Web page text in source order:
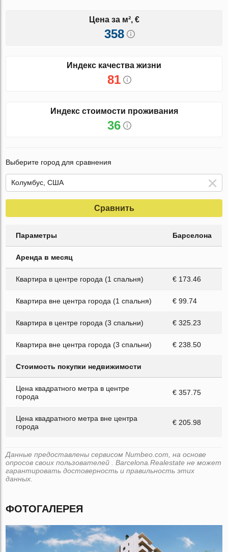
Цена за м², €
358
Индекс качества жизни
81
Индекс стоимости проживания
36
Выберите город для сравнения
Сравнить
Параметры Барселона
Аренда в месяц
Квартира в центре города (1 спальня) € 173.46
Квартира вне центра города (1 спальня) € 99.74
Квартира в центре города (3 спальни) € 325.23
Квартира вне центра города (3 спальни) € 238.50
Стоимость покупки недвижимости
Цена квадратного метра в центре
города
€ 357.75
Цена квадратного метра вне центра
города
€ 205.98
Данные предоставлены сервисом Numbeo.com, на основе
опросов своих пользователей . Barcelona.Realestate не может
гарантировать достоверность и правильность этих
данных.
ФОТОГАЛЕРЕЯ